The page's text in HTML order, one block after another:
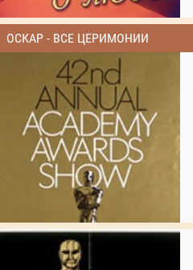
ОСКАР - ВСЕ ЦЕРИМОНИИ